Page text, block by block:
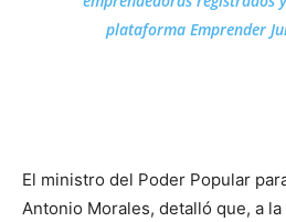
plataforma Emprender
El ministro del Poder Popular
Antonio Morales, detalló que, a